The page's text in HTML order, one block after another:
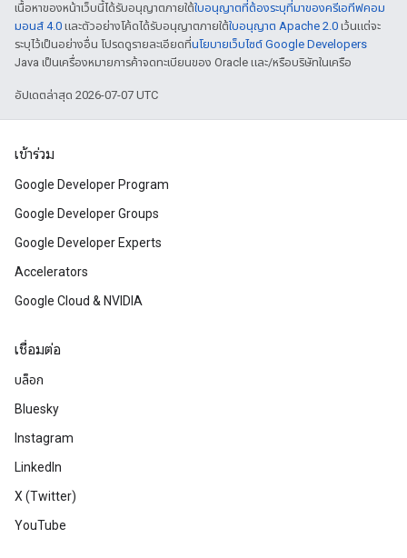
เนื้อหาของหน้าเว็บนี้ได้รับอนุญาตภายใต้ใบอนุญาตที่ต้องระบุที่มาของครีเอทีฟคอม
มอนส์ 4.0 และตัวอย่างโค้ดได้รับอนุญาตภายใต้ใบอนุญาต Apache 2.0 เว้นแต่จะ
ระบุไว้เป็นอย่างอื่น โปรดดูรายละเอียดที่นโยบายเว็บไซต์ Google Developers
Java เป็นเครื่องหมายการค้าจดทะเบียนของ Oracle และ/หรือบริษัทในเครือ
อัปเดตล่าสุด 2026-07-07 UTC
เข้าร่วม
Google Developer Program
Google Developer Groups
Google Developer Experts
Accelerators
Google Cloud & NVIDIA
เชื่อมต่อ
บล็อก
Bluesky
Instagram
LinkedIn
X (Twitter)
YouTube